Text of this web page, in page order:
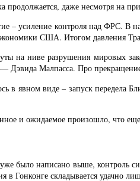
даже несмотря на
– усиление контроля над ФРС. В
США. Итогом давления
на ниве разрушения мировых
Дэвида Малпасса. Про
в явном виде – запуск передела
и ожидаемое произошло, что
было написано выше, контроль
в Гонконге складывается